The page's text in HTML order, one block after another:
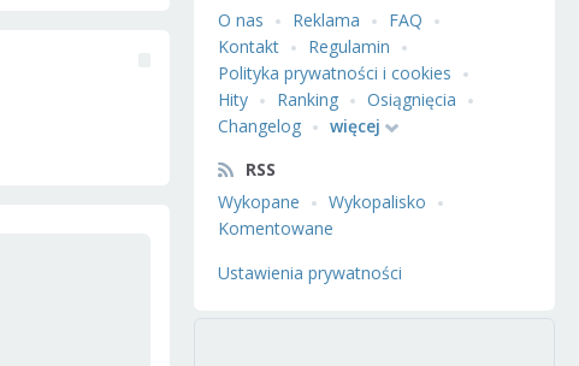
O nas
Reklama
FAQ
Kontakt
Regulamin
Polityka prywatności i cookies
Hity
Ranking
Osiągnięcia
Changelog
więcej
RSS
Wykopane
Wykopalisko
Komentowane
Ustawienia prywatności